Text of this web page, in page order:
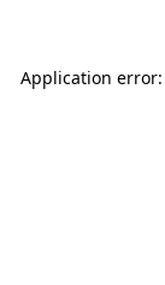
Application